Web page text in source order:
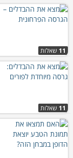
11 שאלות
11 שאלות